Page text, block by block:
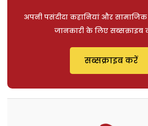
अपनी पसंदीदा कहानियां और सामाजिक
जानकारी के लिए सब्सक्राइब
सब्सक्राइब करें